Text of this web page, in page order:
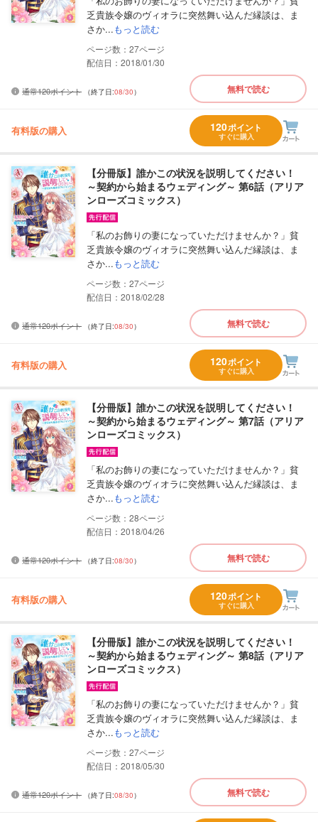
乏貴族令嬢のヴィオラに突然舞い込んだ縁談は、ま
さか...もっと読む
27
配信日：2018/01/30
通常120ポイント （終了日:08/30） 無料で読む
有料版の購入 120ポイント
すぐに購入
【分冊版】誰かこの状況を説明してください！
～契約から始まるウェディング～ 第6話（アリア
ンローズコミックス）
「私のお飾りの妻になっていただけませんか？」貧
乏貴族令嬢のヴィオラに突然舞い込んだ縁談は、ま
さか...もっと読む
27
配信日：2018/02/28
通常120ポイント （終了日:08/30） 無料で読む
有料版の購入 120ポイント
すぐに購入
【分冊版】誰かこの状況を説明してください！
～契約から始まるウェディング～ 第7話（アリア
ンローズコミックス）
「私のお飾りの妻になっていただけませんか？」貧
乏貴族令嬢のヴィオラに突然舞い込んだ縁談は、ま
さか...もっと読む
28
配信日：2018/04/26
通常120ポイント （終了日:08/30） 無料で読む
有料版の購入 120ポイント
すぐに購入
【分冊版】誰かこの状況を説明してください！
～契約から始まるウェディング～ 第8話（アリア
ンローズコミックス）
「私のお飾りの妻になっていただけませんか？」貧
乏貴族令嬢のヴィオラに突然舞い込んだ縁談は、ま
さか...もっと読む
27
配信日：2018/05/30
通常120ポイント （終了日:08/30） 無料で読む